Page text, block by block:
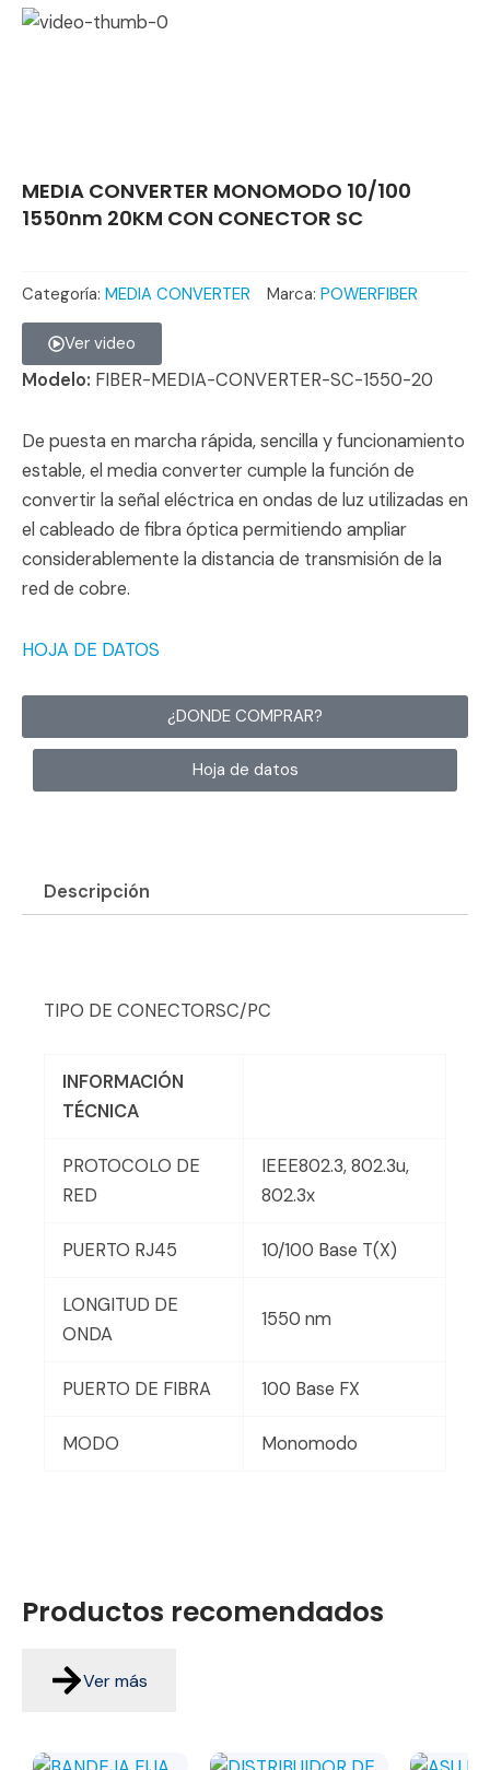
MEDIA CONVERTER MONOMODO 10/100
1550nm 20KM CON CONECTOR SC
Categoría: MEDIA CONVERTER Marca: POWERFIBER
Ver video
Modelo: FIBER-MEDIA-CONVERTER-SC-1550-20
De puesta en marcha rápida, sencilla y funcionamiento
estable, el media converter cumple la función de
convertir la señal eléctrica en ondas de luz utilizadas en
el cableado de fibra óptica permitiendo ampliar
considerablemente la distancia de transmisión de la
red de cobre.
HOJA DE DATOS
¿DONDE COMPRAR?
Hoja de datos
Descripción
TIPO DE CONECTORSC/PC
INFORMACIÓN
TÉCNICA
PROTOCOLO DE
RED
IEEE802.3, 802.3u,
802.3x
PUERTO RJ45 10/100 Base T(X)
LONGITUD DE
ONDA
1550 nm
PUERTO DE FIBRA 100 Base FX
MODO Monomodo
Productos recomendados
Ver más